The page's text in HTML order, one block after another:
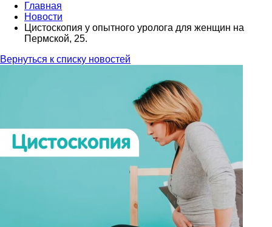
Главная
Новости
Цистоскопия у опытного уролога для женщин на
Пермской, 25.
Вернуться к списку новостей